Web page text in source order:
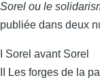
Sorel ou le
publiée dans deux
I Sorel avant Sorel
II Les forges de la